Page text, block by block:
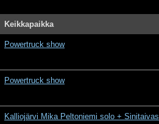
Keikkapaikka
Powertruck show
Powertruck show
Kalliojärvi Mika Peltoniemi solo + Sinitaivas